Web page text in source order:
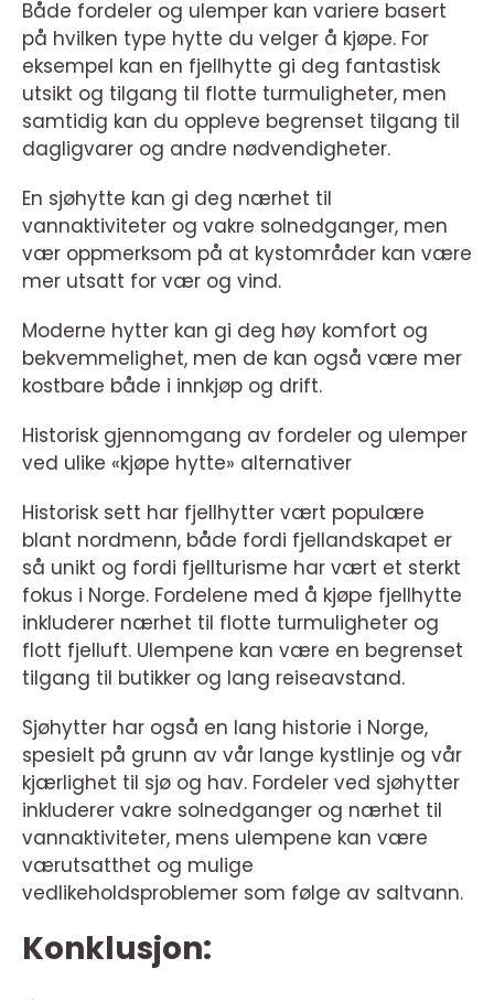
Både fordeler og ulemper kan variere basert
på hvilken type hytte du velger å kjøpe. For
eksempel kan en fjellhytte gi deg fantastisk
utsikt og tilgang til flotte turmuligheter, men
samtidig kan du oppleve begrenset tilgang til
dagligvarer og andre nødvendigheter.
En sjøhytte kan gi deg nærhet til
vannaktiviteter og vakre solnedganger, men
vær oppmerksom på at kystområder kan være
mer utsatt for vær og vind.
Moderne hytter kan gi deg høy komfort og
bekvemmelighet, men de kan også være mer
kostbare både i innkjøp og drift.
Historisk gjennomgang av fordeler og ulemper
ved ulike «kjøpe hytte» alternativer
Historisk sett har fjellhytter vært populære
blant nordmenn, både fordi fjellandskapet er
så unikt og fordi fjellturisme har vært et sterkt
fokus i Norge. Fordelene med å kjøpe fjellhytte
inkluderer nærhet til flotte turmuligheter og
flott fjelluft. Ulempene kan være en begrenset
tilgang til butikker og lang reiseavstand.
Sjøhytter har også en lang historie i Norge,
spesielt på grunn av vår lange kystlinje og vår
kjærlighet til sjø og hav. Fordeler ved sjøhytter
inkluderer vakre solnedganger og nærhet til
vannaktiviteter, mens ulempene kan være
værutsatthet og mulige
vedlikeholdsproblemer som følge av saltvann.
Konklusjon: